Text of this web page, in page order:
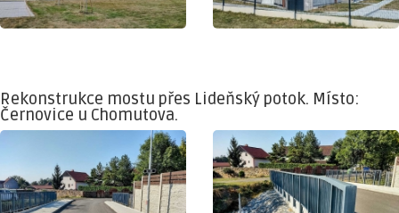
Rekonstrukce mostu přes Lideňský potok. Místo:
Černovice u Chomutova.